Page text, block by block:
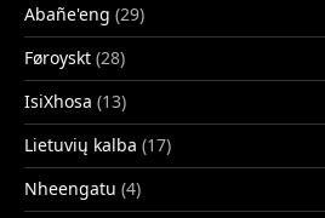
Abañe'eng (29)
Føroyskt (28)
IsiXhosa (13)
Lietuvių kalba (17)
Nheengatu (4)